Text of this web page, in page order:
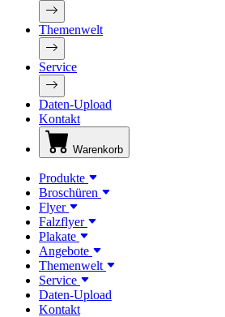
Themenwelt
Service
Daten-Upload
Kontakt
Warenkorb
Produkte
Broschüren
Flyer
Falzflyer
Plakate
Angebote
Themenwelt
Service
Daten-Upload
Kontakt